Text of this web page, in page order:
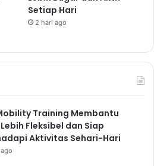
Setiap Hari
2 hari ago
Training Membantu
Fleksibel dan Siap
Aktivitas Sehari-Hari